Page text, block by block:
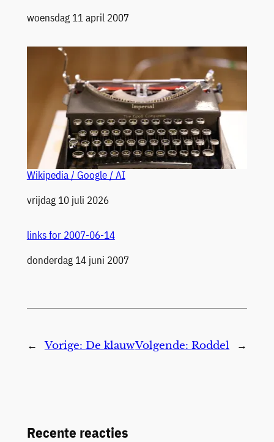
Datum
woensdag 11 april 2007
Wikipedia / Google / AI
Datum
vrijdag 10 juli 2026
links for 2007-06-14
Datum
donderdag 14 juni 2007
← Vorige: De klauwVolgende:Roddel →
Recente reacties